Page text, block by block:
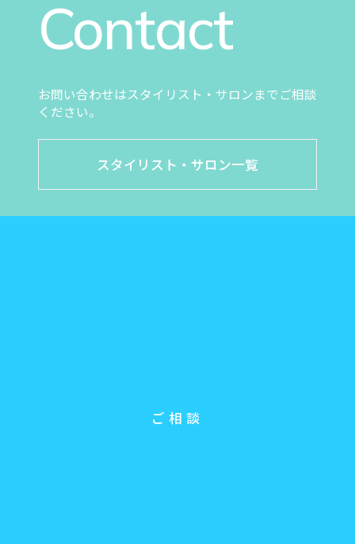
ご相談
Contact
お問い合わせはスタイリスト・サロンまでご相談
ください。
スタイリスト・サロン一覧